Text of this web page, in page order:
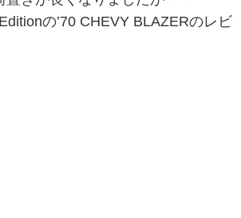
の’70 CHEVY BLAZERのレビ